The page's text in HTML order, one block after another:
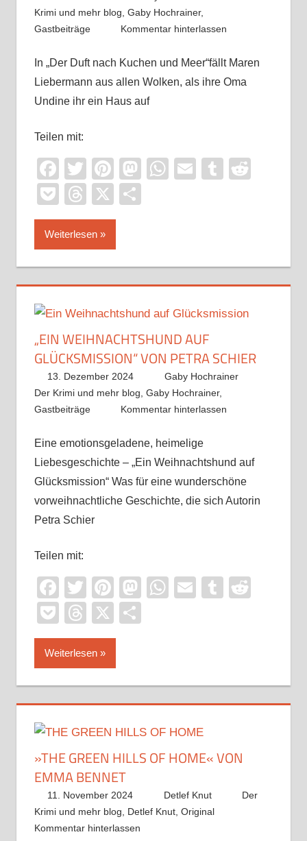
Krimi und mehr blog Gaby Hochrainer,
Gastbeiträge
Kommentar hinterlassen
In „Der Duft nach Kuchen und Meer“fällt Maren
Liebermann aus allen Wolken, als ihre Oma
Undine ihr ein Haus auf
Teilen mit:
Facebook
TwitterPinterest
Mastodon
WhatsApp
EmailTumblr
PocketThreads
X
Weiterlesen
„EIN WEIHNACHTSHUND AUF
GLÜCKSMISSION“ VON PETRA SCHIER
13. Dezember 2024
Gaby Hochrainer
Der Krimi und mehr blog Gaby Hochrainer,
Gastbeiträge
Kommentar hinterlassen
Eine emotionsgeladene, heimelige
Liebesgeschichte – „Ein Weihnachtshund auf
Glücksmission“ Was für eine wunderschöne
vorweihnachtliche Geschichte, die sich Autorin
Petra Schier
Teilen mit:
Facebook
TwitterPinterest
Mastodon
WhatsApp
EmailTumblr
PocketThreads
X
Weiterlesen
»THE GREEN HILLS OF HOME« VON
EMMA BENNET
11. November 2024 Detlef Knut
Der
Krimi und mehr blog
Detlef Knut, Original
Kommentar hinterlassen